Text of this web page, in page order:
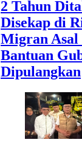
2 Tahun
Disekap di
Migran
Bantuan
Dipulangkan